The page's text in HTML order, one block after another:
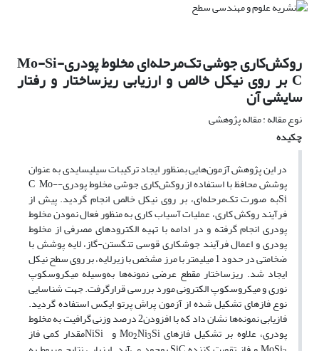
روکش‌کاری جوشی تک‌مرحله‌ای مخلوط پودریMo-Si-
C بر روی نیکل خالص و ارزیابی ریزساختار و رفتار
سایشی آن
نوع مقاله : مقاله پژوهشی
چکیده
در این پژوهش آزمون‌هایی بمنظور ایجاد ترکیبات سیلیسایدی به عنوان
پوشش محافظ با استفاده از روکش‌کاری جوشی مخلوط پودری-C Mo-
Siبه صورت تک‌مرحله‌ای، بر روی نیکل خالص انجام گردید. پیش از
فرآیند روکش کاری، عملیات آسیاب کاری به منظور فعال نمودن مخلوط
پودری انجام گرفته و در ادامه با تهیه الکترودهای مصرفی از مخلوط
پودری و اعمال فرآیند جوشکاری قوسی تنگستن-گاز، لایه پوشش با
ضخامتی در حدود 1 میلیمتر با مرز مشخص با زیرلایه، بر روی سطح نیکل
ایجاد شد. ریزساختار مقطع عرضی نمونه‌ها به‌وسیله میکروسکوپ
نوری و میکروسکوپ الکترونی مورد بررسی قرارگرفت. جهت شناسایی
نوع فازهای تشکیل شده از آزمون پراش پرتو ایکس استفاده گردید.
فازیابی نمونه‌ها نشان داد که با افزودن2 درصد وزنی گرافیت به مخلوط
پودری، علاوه بر تشکیل فازهای Mo 2Ni3Si و
NiSiمقدار کمی فاز